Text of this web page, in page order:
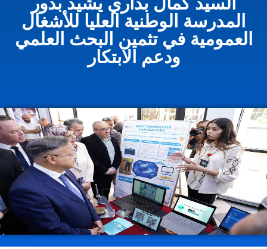
المدرسة الوطنية العليا للأشغال
العمومية في تثمين البحث العلمي
ودعم الابتكار